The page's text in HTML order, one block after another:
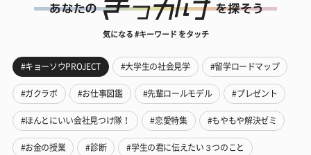
気になる #キーワード をタッチ
#キョーソウPROJECT #大学生の社会見学 #留学ロードマップ
#ガクラボ #お仕事図鑑 #先輩ロールモデル #プレゼント
#ほんとにいい会社見つけ隊！ #恋愛特集 #もやもや解決ゼミ
#お金の授業 #診断 #学生の君に伝えたい３つのこと